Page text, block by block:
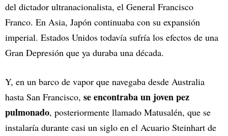
del dictador ultranacionalista, el General Francisco
Franco. En Asia, Japón continuaba con su expansión
imperial. Estados Unidos todavía sufría los efectos de una
Gran Depresión que ya duraba una década.
Y, en un barco de vapor que navegaba desde Australia
hasta San Francisco, se encontraba un joven pez
pulmonado, posteriormente llamado Matusalén, que se
instalaría durante casi un siglo en el Acuario Steinhart de